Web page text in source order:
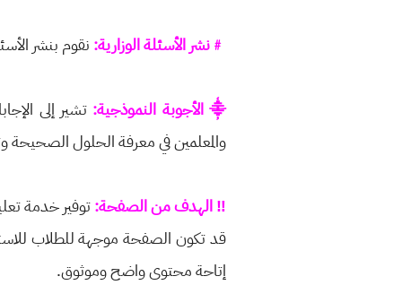
﹟نشر الأسئلة الوزارية: نقوم بنشر
⸎ الأجوبة النموذجية: تشير إلى
والمعلمين في معرفة الحلول الصحيحة
‼ الهدف من الصفحة:توفير خدمة
قد تكون الصفحة موجهة للطلاب
إتاحة محتوى واضح وموثوق.